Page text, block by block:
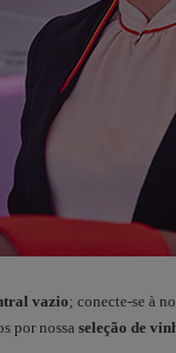
vazio; conecte-se à
por nossa seleção de